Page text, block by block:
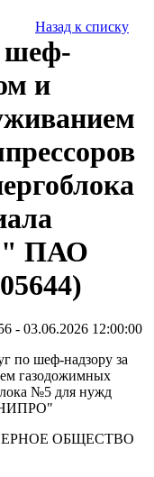
Назад к списку
шеф-
и
ПАО
- 03.06.2026 12:00:00
по шеф-надзору за
газодожимных
№5 для нужд
ОБЩЕСТВО